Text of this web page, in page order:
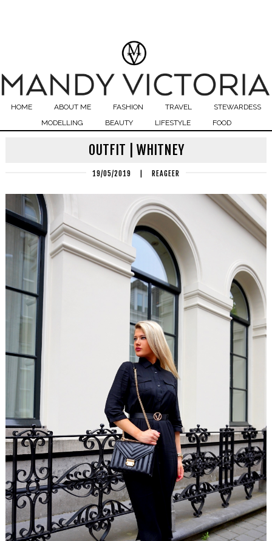
HOME ABOUT ME FASHION TRAVEL
STEWARDESS
MODELLING
BEAUTY LIFESTYLE FOOD
OUTFIT | WHITNEY
19/05/2019 REAGEER